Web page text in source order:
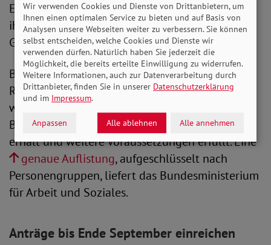
Einmalzahlung von 2.500 Euro, wenn sie mit
ihren gesetzlichen Renten in der Nähe der
Grundsicherung liegen.
Berechtigt ist, wer von der gesetzlichen
Rentenversicherung eine monatliche Rente von
weniger als 830 Euro netto (nach Abzug von
Beiträgen zur Kranken- und Pflegeversicherung)
erhält und weitere Voraussetzungen erfüllt. Eine
genaue Auflistung, aufgeschlüsselt nach
Personengruppen, liefert das Bundesministerium
für Arbeit und Soziales.
Anträge bis Ende September einreichen
Wir verwenden Cookies und Dienste von Drittanbietern, um
Ihnen einen optimalen Service zu bieten und auf Basis von
Analysen unsere Webseiten weiter zu verbessern. Sie können
selbst entscheiden, welche Cookies und Dienste wir
verwenden dürfen. Natürlich haben Sie jederzeit die
Möglichkeit, die bereits erteilte Einwilligung zu widerrufen.
Weitere Informationen, auch zur Datenverarbeitung durch
Drittanbieter, finden Sie in unserer Datenschutzerklärung
und im Impressum.
Anpassen Alle ablehnen Alle annehmen